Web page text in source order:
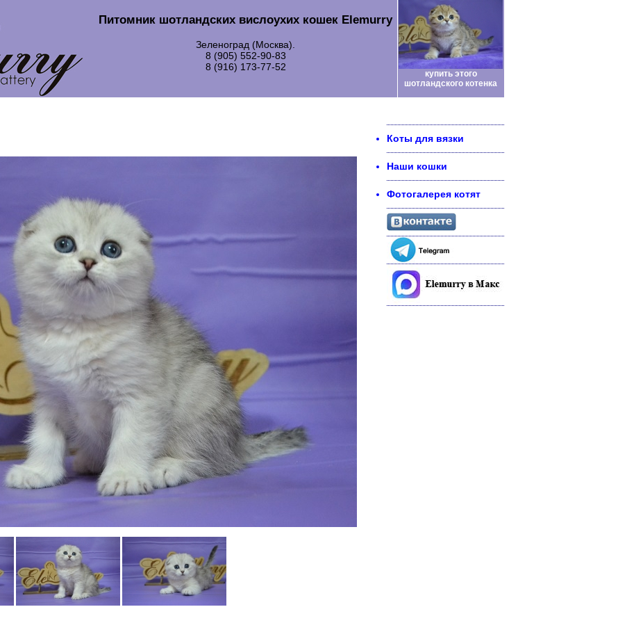
Питомник шотландских вислоухих кошек Elemurry
Зеленоград (Москва).
8 (905) 552-90-83
8 (916) 173-77-52
купить этого
шотландского котенка
Коты для вязки
Наши кошки
Фотогалерея котят